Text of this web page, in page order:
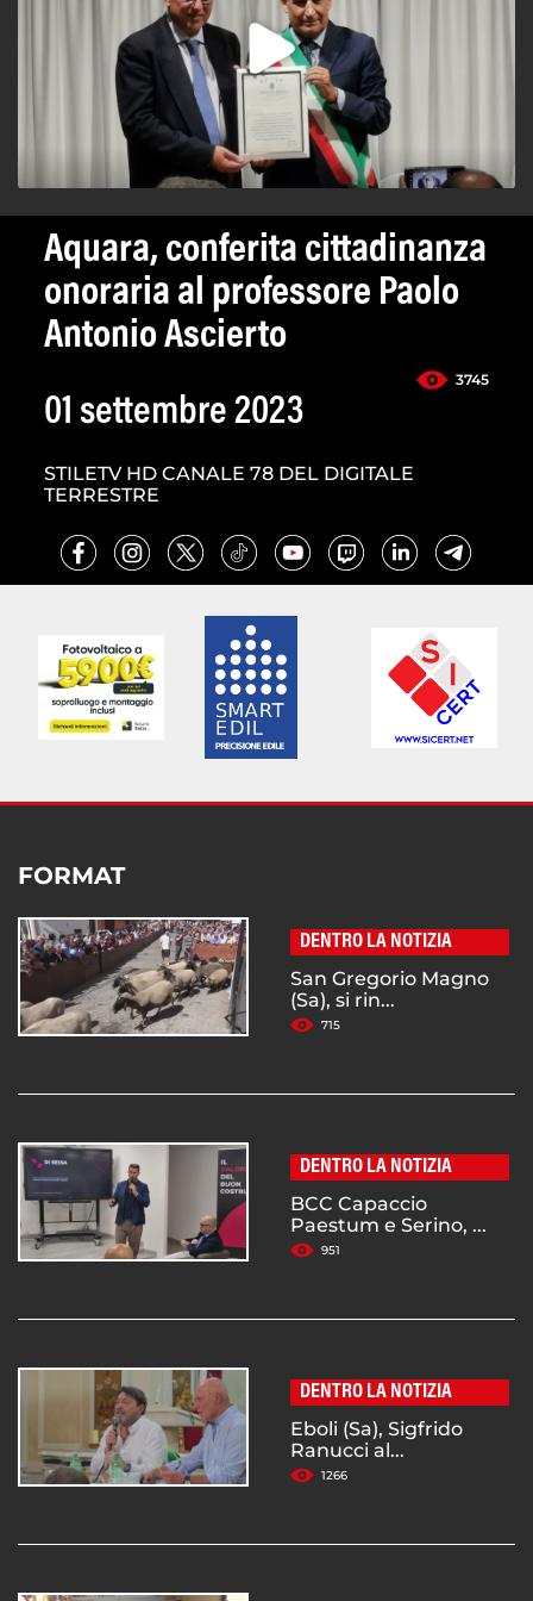
Aquara, conferita cittadinanza
onoraria al professore Paolo
Antonio Ascierto
3745
01 settembre 2023
STILETV HD CANALE 78 DEL DIGITALE
TERRESTRE
FORMAT
DENTRO LA NOTIZIA
San Gregorio Magno
(Sa), si rin...
715
DENTRO LA NOTIZIA
BCC Capaccio
Paestum e Serino, ...
951
DENTRO LA NOTIZIA
Eboli (Sa), Sigfrido
Ranucci al...
1266